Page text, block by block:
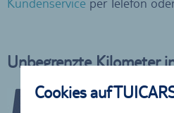
Cookies auf
Unbegrenzte Kilometer
Bei TUI CARS sind in